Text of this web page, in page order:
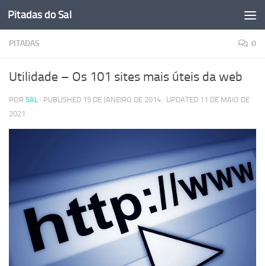
Skip to content
Pitadas do Sal
PITADAS 0
Utilidade – Os 101 sites mais úteis da web
POR SAL · PUBLISHED 15 DE JANEIRO DE 2014 · UPDATED 11 DE MAIO DE
2021